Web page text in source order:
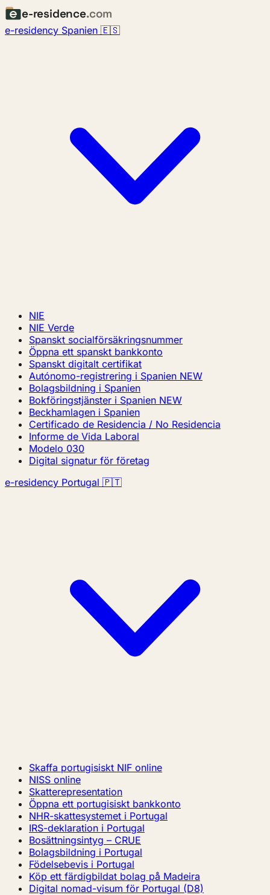
e-residence.com
e-residency Spanien 🇪🇸
NIE
NIE Verde
Spanskt socialförsäkringsnummer
Öppna ett spanskt bankkonto
Spanskt digitalt certifikat
Autónomo-registrering i Spanien NEW
Bolagsbildning i Spanien
Bokföringstjänster i Spanien NEW
Beckhamlagen i Spanien
Certificado de Residencia / No Residencia
Informe de Vida Laboral
Modelo 030
Digital signatur för företag
e-residency Portugal 🇵🇹
Skaffa portugisiskt NIF online
NISS online
Skatterepresentation
Öppna ett portugisiskt bankkonto
NHR-skattesystemet i Portugal
IRS-deklaration i Portugal
Bosättningsintyg – CRUE
Bolagsbildning i Portugal
Födelsebevis i Portugal
Köp ett färdigbildat bolag på Madeira
Digital nomad-visum för Portugal (D8)